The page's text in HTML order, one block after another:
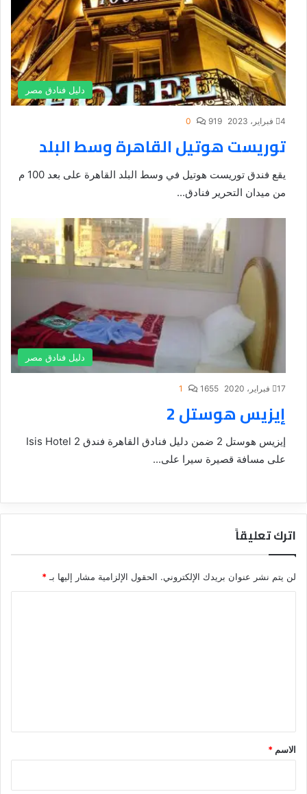
دليل فنادق مصر
4 فبراير، 2023 919
0
توريست هوتيل القاهرة وسط البلد
يقع فندق توريست هوتيل في وسط البلد القاهرة على بعد 100 م
من ميدان التحرير فنادق...
دليل فنادق مصر
17 فبراير، 2020 1655
1
إيزيس هوستل 2
إيزيس هوستل 2 ضمن دليل فنادق القاهرة فندق Isis Hotel 2
على مسافة قصيرة سيرا على...
اترك تعليقاً
لن يتم نشر عنوان بريدك الإلكتروني. الحقول الإلزامية مشار إليها بـ*
*
الاسم *